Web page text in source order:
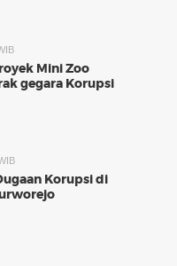
Mini Zoo
gegara Korupsi
Korupsi di